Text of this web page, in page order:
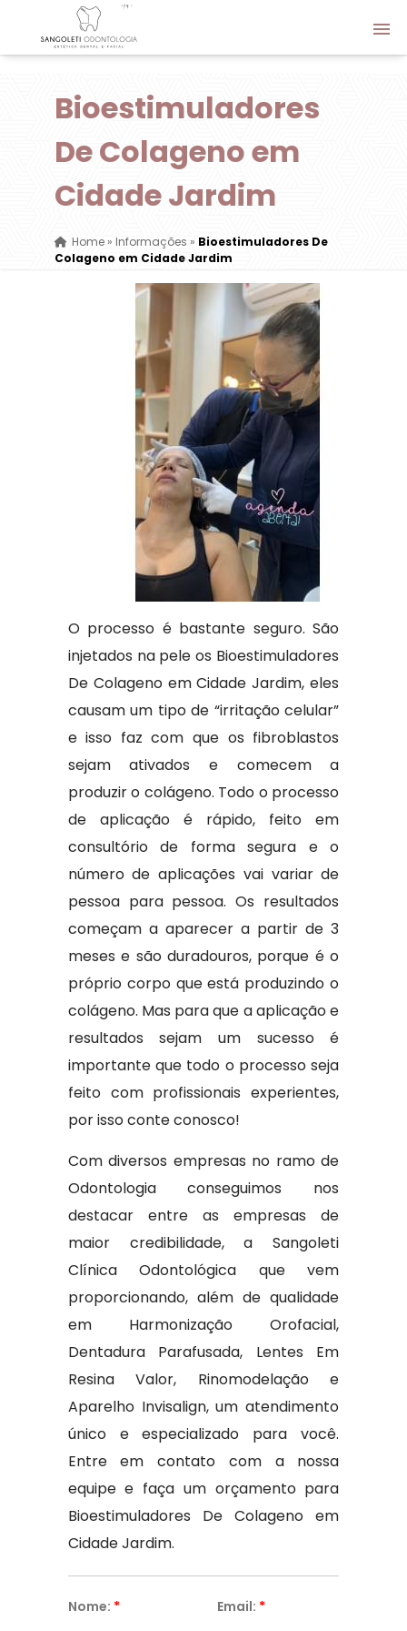
Bioestimuladores
De Colageno em
Cidade Jardim
Home» Informações » Bioestimuladores De
Colageno em Cidade Jardim
O processo é bastante seguro. São
injetados na pele os Bioestimuladores
De Colageno em Cidade Jardim, eles
causam um tipo de “irritação celular”
e isso faz com que os fibroblastos
sejam ativados e comecem a
produzir o colágeno. Todo o processo
de aplicação é rápido, feito em
consultório de forma segura e o
número de aplicações vai variar de
pessoa para pessoa. Os resultados
começam a aparecer a partir de 3
meses e são duradouros, porque é o
próprio corpo que está produzindo o
colágeno. Mas para que a aplicação e
resultados sejam um sucesso é
importante que todo o processo seja
feito com profissionais experientes,
por isso conte conosco!
Com diversos empresas no ramo de
Odontologia conseguimos nos
destacar entre as empresas de
maior credibilidade, a Sangoleti
Clínica Odontológica que vem
proporcionando, além de qualidade
em Harmonização Orofacial,
Dentadura Parafusada, Lentes Em
Resina Valor, Rinomodelação e
Aparelho Invisalign, um atendimento
único e especializado para você.
Entre em contato com a nossa
equipe e faça um orçamento para
Bioestimuladores De Colageno em
Cidade Jardim.
Nome: * Email: *